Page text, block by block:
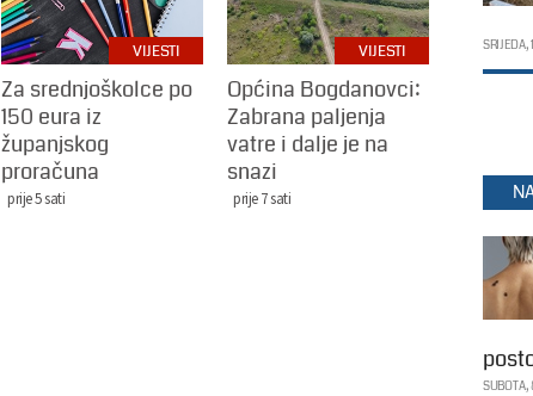
VIJESTI
Za srednjoškolce po
150 eura iz
županjskog
proračuna
prije 5 sati
VIJESTI
Općina Bogdanovci:
Zabrana paljenja
vatre i dalje je na
snazi
prije 7 sati
SRIJEDA,
SUBOTA,